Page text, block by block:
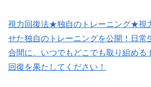
視力回復法★独自のトレーニング★視
せた独自のトレーニングを公開！日常
合間に、いつでもどこでも取り組める
回復を果たしてください！